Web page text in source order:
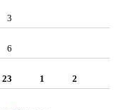
3
6
23 1 2